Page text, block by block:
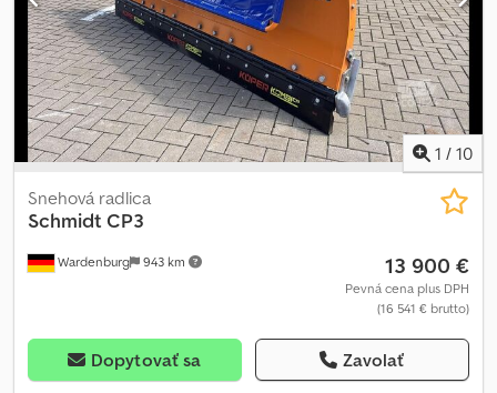
Benz. Sme oficiálny predajca a servisný partner spoločnosti Iveco.
Okrem toho sme s 800 použitými vozidlami jedným z najväčších
predajcov úžitkových vozidiel v Nemecku. Chyby a medzivýpredaj
vyhradené! Interné číslo: 1375 = Ďalšie informácie = Použitie:
poľnohospodárstvo Vlastná hmotnosť: 355 kg Pracovná šírka: 193
cm Pre viac informácií kontaktujte Mariusa Herdena.
1 / 10
Wardenburg 943 km
Snehová radlica
Schmidt CP3
13 900 €
Pevná cena plus DPH
(16 541 € brutto)
Dopytovať sa Zavolať